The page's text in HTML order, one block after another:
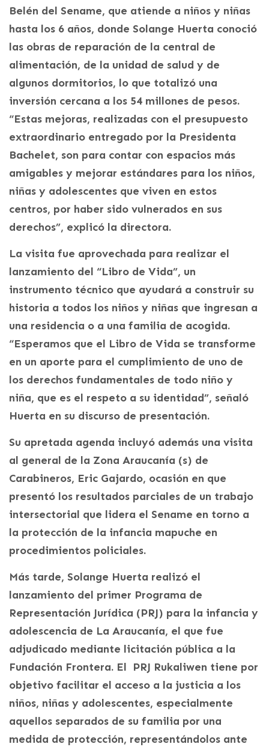
Belén del Sename, que atiende a niños y niñas
hasta los 6 años, donde Solange Huerta conoció
las obras de reparación de la central de
alimentación, de la unidad de salud y de
algunos dormitorios, lo que totalizó una
inversión cercana a los 54 millones de pesos.
“Estas mejoras, realizadas con el presupuesto
extraordinario entregado por la Presidenta
Bachelet, son para contar con espacios más
amigables y mejorar estándares para los niños,
niñas y adolescentes que viven en estos
centros, por haber sido vulnerados en sus
derechos”, explicó la directora.
La visita fue aprovechada para realizar el
lanzamiento del “Libro de Vida”, un
instrumento técnico que ayudará a construir su
historia a todos los niños y niñas que ingresan a
una residencia o a una familia de acogida.
“Esperamos que el Libro de Vida se transforme
en un aporte para el cumplimiento de uno de
los derechos fundamentales de todo niño y
niña, que es el respeto a su identidad”, señaló
Huerta en su discurso de presentación.
Su apretada agenda incluyó además una visita
al general de la Zona Araucanía (s) de
Carabineros, Eric Gajardo, ocasión en que
presentó los resultados parciales de un trabajo
intersectorial que lidera el Sename en torno a
la protección de la infancia mapuche en
procedimientos policiales.
Más tarde, Solange Huerta realizó el
lanzamiento del primer Programa de
Representación Jurídica (PRJ) para la infancia y
adolescencia de La Araucanía, el que fue
adjudicado mediante licitación pública a la
Fundación Frontera. El PRJ Rukaliwen tiene por
objetivo facilitar el acceso a la justicia a los
niños, niñas y adolescentes, especialmente
aquellos separados de su familia por una
medida de protección, representándolos ante